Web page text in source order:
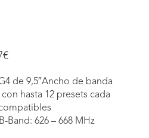
de 9,5″Ancho de banda
hasta 12 presets cada
Band: 626 – 668 MHz